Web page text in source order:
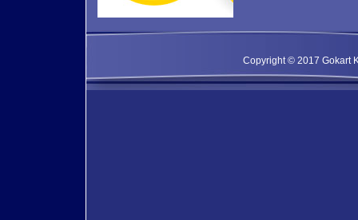
Copyright © 2017 Gokart